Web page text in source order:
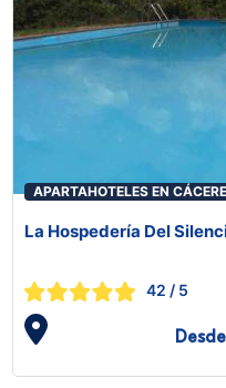
APARTAHOTELES EN
La Hospedería Del
42 / 5
Desde